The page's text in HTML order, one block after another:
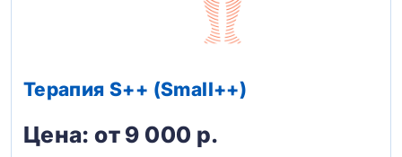
Терапия S++ (Small++)
Цена: от 9 000 р.